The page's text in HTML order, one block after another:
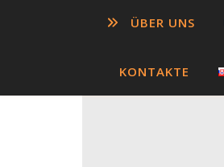
ÜBER UNS
KONTAKTE